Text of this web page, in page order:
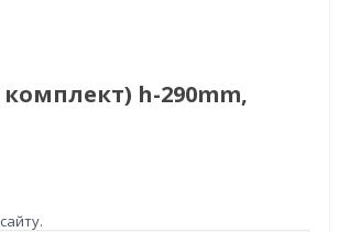
h-290mm,